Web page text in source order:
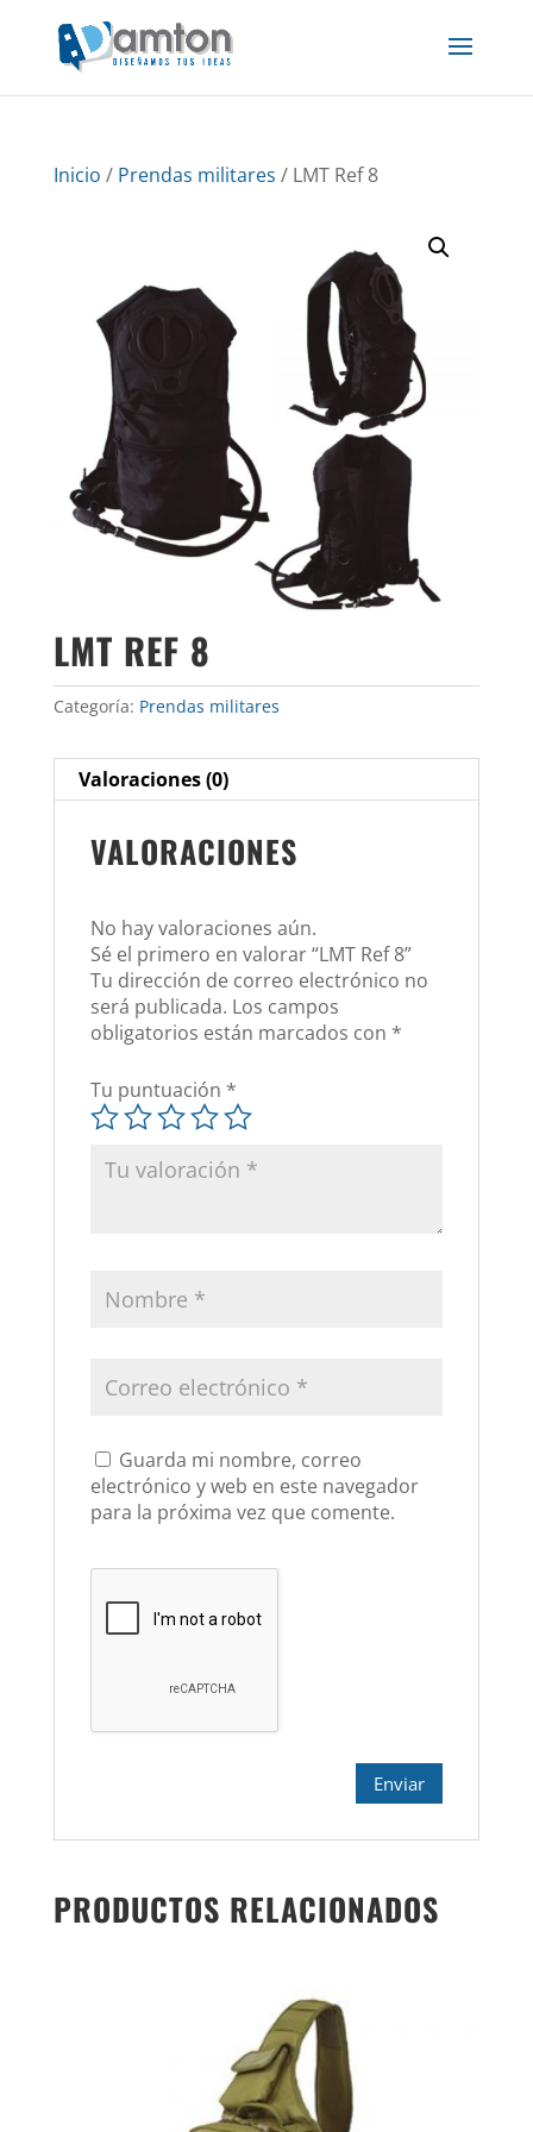
Inicio / Prendas militares / LMT Ref 8
LMT REF 8
Categoría: Prendas militares
Valoraciones (0)
VALORACIONES
No hay valoraciones aún.
Sé el primero en valorar “LMT Ref 8”
Tu dirección de correo electrónico no
será publicada. Los campos
obligatorios están marcados con *
Tu puntuación *
Guarda mi nombre, correo
electrónico y web en este navegador
para la próxima vez que comente.
PRODUCTOS RELACIONADOS